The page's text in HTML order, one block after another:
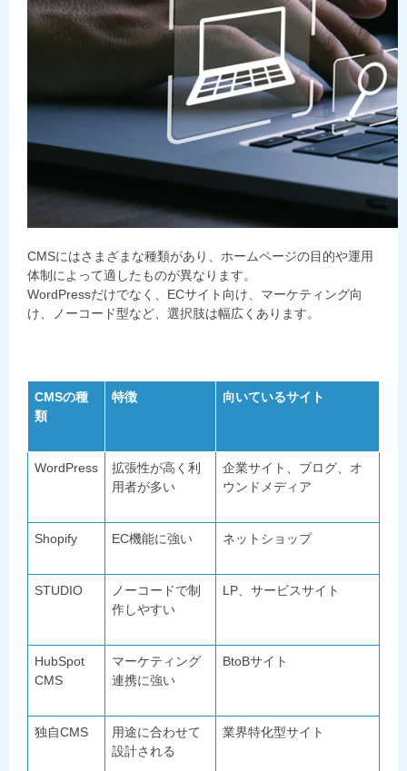
CMSにはさまざまな種類があり、ホームページの目的や運用
体制によって適したものが異なります。
WordPressだけでなく、ECサイト向け、マーケティング向
け、ノーコード型など、選択肢は幅広くあります。
CMSの種
類
特徴 向いているサイト
WordPress
拡張性が高く利
用者が多い
企業サイト、ブログ、オ
ウンドメディア
Shopify EC機能に強い ネットショップ
STUDIO
ノーコードで制
作しやすい
LP、サービスサイト
HubSpot
CMS
マーケティング
連携に強い
BtoBサイト
独自CMS
用途に合わせて
設計される
業界特化型サイト